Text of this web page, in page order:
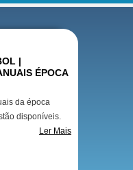
|
ÉPOCA
da época
disponíveis.
Ler Mais